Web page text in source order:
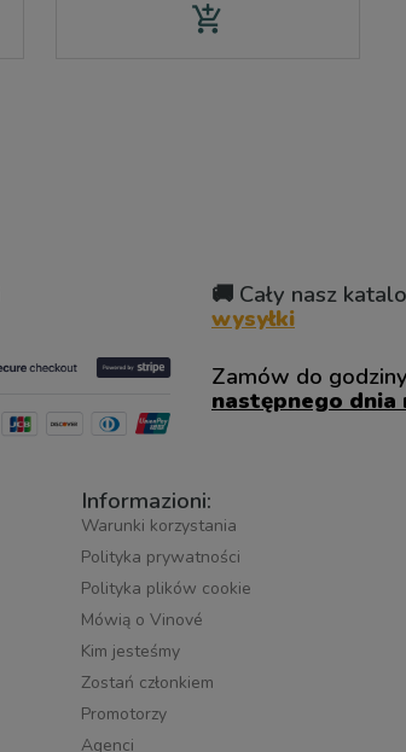
add_shopping_cart
🚚 Cały nasz
wysyłki
Zamów do
następnego dnia
Informazioni:
Warunki korzystania
Polityka prywatności
Polityka plików cookie
Mówią o Vinové
Kim jesteśmy
Zostań członkiem
Promotorzy
Agenci